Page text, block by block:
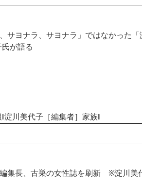
ヨナラ、サヨナラ」ではなかった「
が語る
‖淀川美代子［編集者］家族‖
集長、古巣の女性誌を刷新 ※淀川美